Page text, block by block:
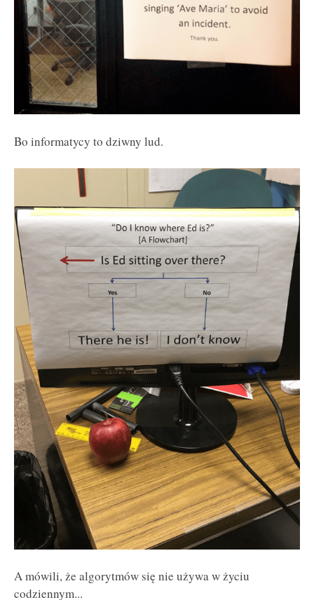
Bo informatycy to dziwny lud.
A mówili, że algorytmów się nie używa w życiu
codziennym...